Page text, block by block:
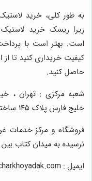
به طور کلی، خرید
زیرا ریسک خرید
است. بهتر است با
کیفیت خریداری کنید تا
حاصل کنید.
شعبه مرکزی : تهران ،
خلیج فارس پلاک ۱۴۵ ساختمان چرخ و یدک.
فروشگاه و مرکز خدمات
نرسیده به میدان کتاب
ایمیل : info@charkhoyadak.com